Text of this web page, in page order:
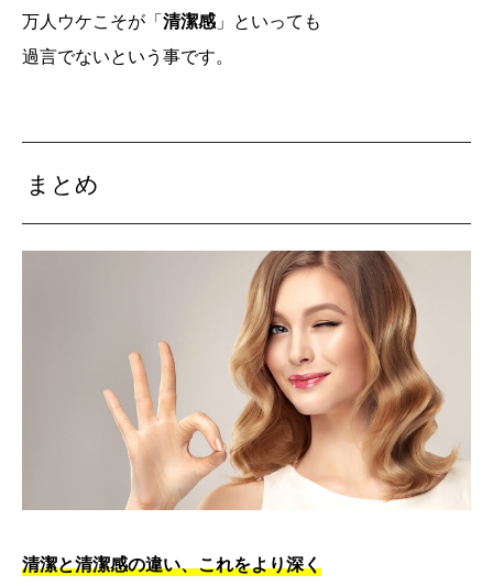
万人ウケこそが「清潔感」といっても
過言でないという事です。
まとめ
清潔と清潔感の違い、これをより深く